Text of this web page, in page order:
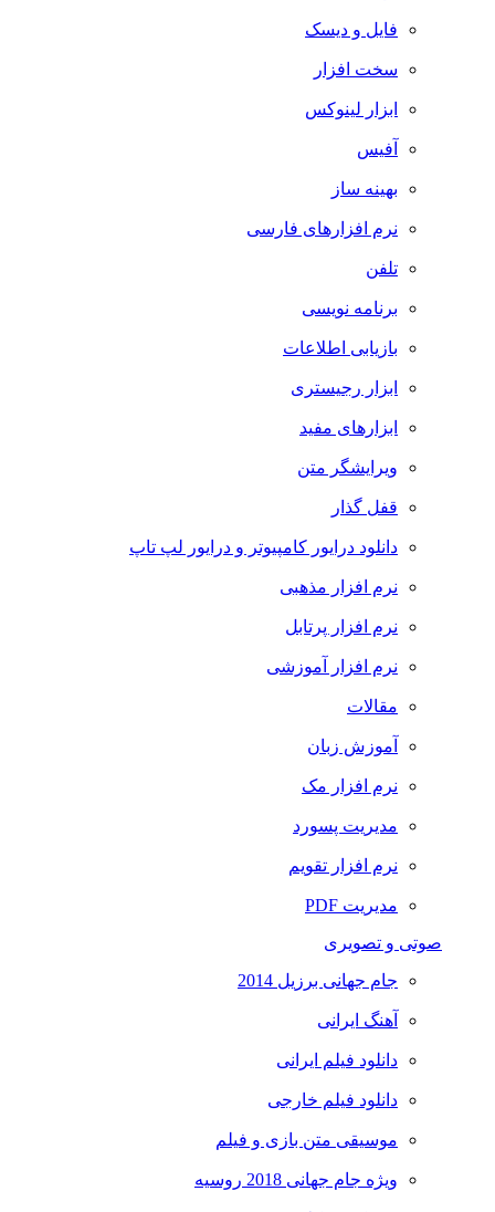
فایل و دیسک
سخت افزار
ابزار لینوکس
آفیس
بهینه ساز
نرم افزارهای فارسی
تلفن
برنامه نویسی
بازیابی اطلاعات
ابزار رجیستری
ابزارهای مفید
ویرایشگر متن
قفل گذار
دانلود درایور کامپیوتر و درایور لپ تاپ
نرم افزار مذهبی
نرم افزار پرتابل
نرم افزار آموزشی
مقالات
آموزش زبان
نرم افزار مک
مدیریت پسورد
نرم افزار تقویم
مدیریت PDF
صوتی و تصویری
جام جهانی برزیل 2014
آهنگ ایرانی
دانلود فیلم ایرانی
دانلود فیلم خارجی
موسیقی متن بازی و فیلم
ویژه جام جهانی 2018 روسیه